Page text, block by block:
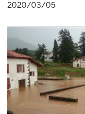
2020/03/05